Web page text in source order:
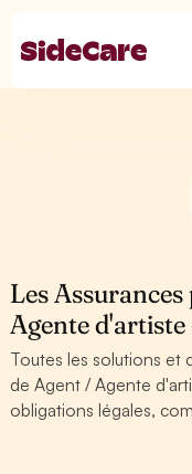
Les
Agente
Toutes les solutions et
de Agent / Agente
obligations légales,